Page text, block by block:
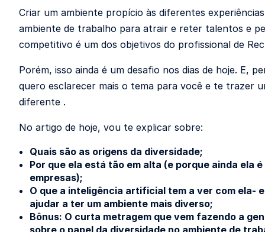
Criar um ambiente propício às diferentes
ambiente de trabalho para atrair e reter talentos e
competitivo é um dos objetivos do profissional de
Porém, isso ainda é um desafio nos dias de hoje. E,
quero esclarecer mais o tema para você e te trazer
diferente .
No artigo de hoje, vou te explicar sobre:
Quais são as origens da diversidade;
Por que ela está tão em alta (e porque ainda ela
empresas);
O que a inteligência artificial tem a ver com ela-
ajudar a ter um ambiente mais diverso;
Bônus: O curta metragem que vem fazendo a
sobre o papel da diversidade no ambiente de